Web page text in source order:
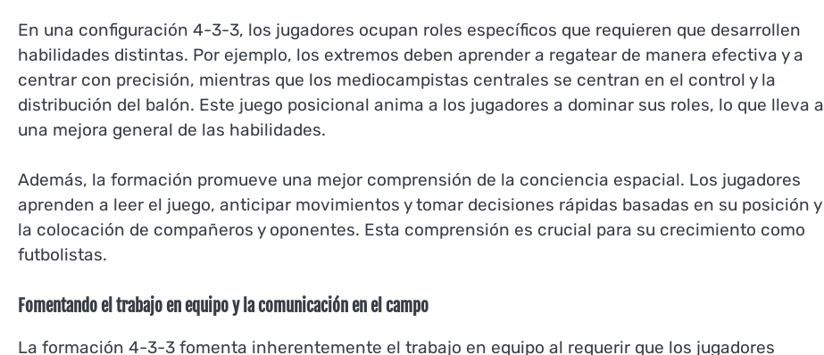
En una configuración 4-3-3, los jugadores ocupan roles específicos que requieren que desarrollen
habilidades distintas. Por ejemplo, los extremos deben aprender a regatear de manera efectiva y a
centrar con precisión, mientras que los mediocampistas centrales se centran en el control y la
distribución del balón. Este juego posicional anima a los jugadores a dominar sus roles, lo que lleva a
una mejora general de las habilidades.
Además, la formación promueve una mejor comprensión de la conciencia espacial. Los jugadores
aprenden a leer el juego, anticipar movimientos y tomar decisiones rápidas basadas en su posición y
la colocación de compañeros y oponentes. Esta comprensión es crucial para su crecimiento como
futbolistas.
Fomentando el trabajo en equipo y la comunicación en el campo
La formación 4-3-3 fomenta inherentemente el trabajo en equipo al requerir que los jugadores